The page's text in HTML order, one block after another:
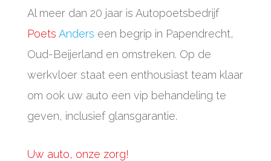
Al meer dan 20 jaar is Autopoetsbedrijf
Poets Anders een begrip in Papendrecht,
Oud-Beijerland en omstreken. Op de
werkvloer staat een enthousiast team klaar
om ook uw auto een vip behandeling te
geven, inclusief glansgarantie.
Uw auto, onze zorg!